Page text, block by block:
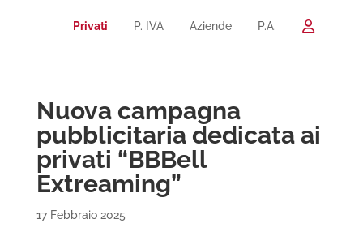
Privati P. IVA Aziende P.A.
Nuova campagna
pubblicitaria dedicata ai
privati “BBBell
Extreaming”
17 Febbraio 2025